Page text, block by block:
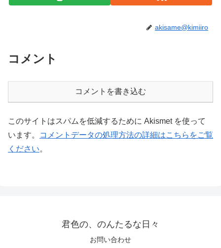
akisame@kimiiro
コメント
コメントを書き込む
このサイトはスパムを低減するために Akismet を使って
います。
コメントデータの処理方法の詳細はこちらをご覧
ください。
君色の、のんたるな日々
お問い合わせ